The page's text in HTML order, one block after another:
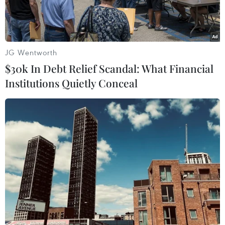
Nam Phi nằm trong tốp những nước tiêu thụ rượu bia nhiều
nhất thế giới. (Nguồn: africacheck.org)
Nam Phi nằm trong số 5 nước tiêu thụ rượu
nhiều nhất thế giới, bất chấp việc có đến 2/3 số
người dân ở độ tuổi trưởng thành tại nước này
đang thực hiện chế độ kiêng sử dụng đồ uống
JG Wentworth
$30k In Debt Relief Scandal: What Financial
Institutions Quietly Conceal